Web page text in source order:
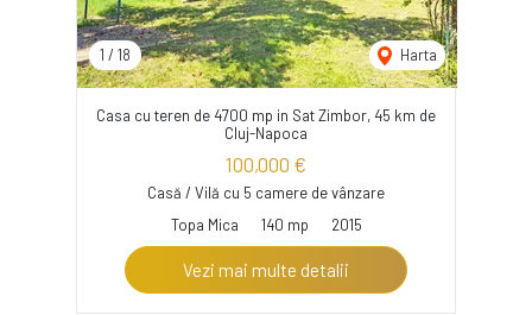
1 / 18 Harta
Casa cu teren de 4700 mp in Sat Zimbor, 45 km de
Cluj-Napoca
100,000 €
Casă / Vilă cu 5 camere de vânzare
Topa Mica
140 mp 2015
Vezi mai multe detalii